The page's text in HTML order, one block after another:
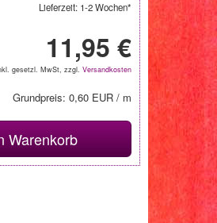
Lieferzeit: 1-2 Wochen*
11,95 €
gesetzl. MwSt, zzgl. Versandkosten
Grundpreis: 0,60 EUR / m
Warenkorb